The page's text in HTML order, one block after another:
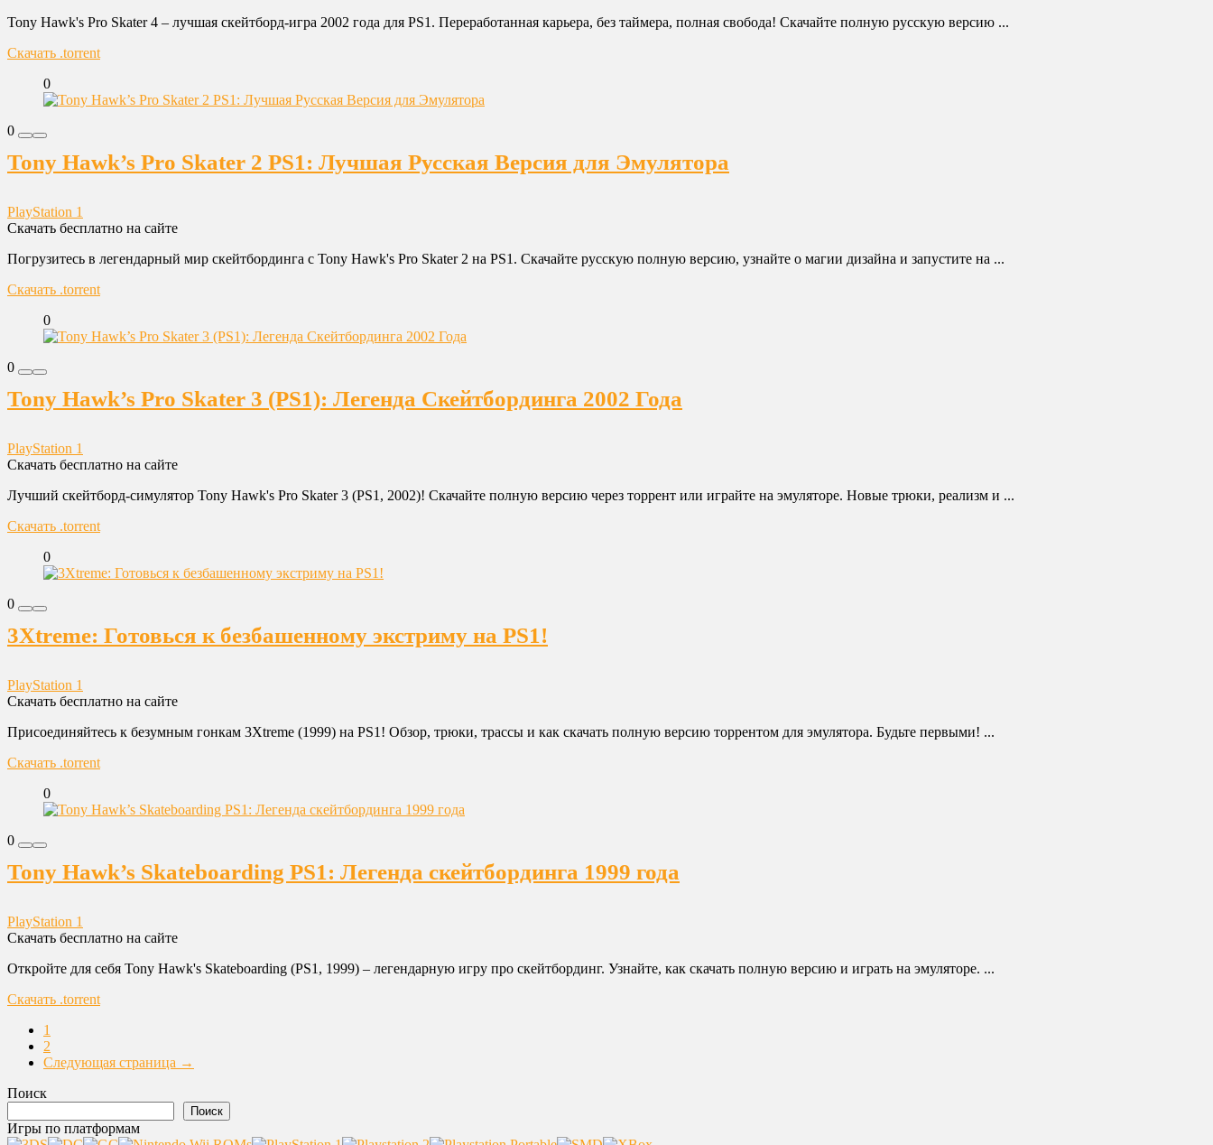
Tony Hawk's Pro Skater 4 – лучшая скейтборд-игра 2002 года для PS1. Переработанная карьера, без таймера, полная свобода! Скачайте полную русскую версию ...
Скачать .torrent
0
0
Tony Hawk’s Pro Skater 2 PS1: Лучшая Русская Версия для Эмулятора
PlayStation 1
Скачать бесплатно на сайте
Погрузитесь в легендарный мир скейтбординга с Tony Hawk's Pro Skater 2 на PS1. Скачайте русскую полную версию, узнайте о магии дизайна и запустите на ...
Скачать .torrent
0
0
Tony Hawk’s Pro Skater 3 (PS1): Легенда Скейтбординга 2002 Года
PlayStation 1
Скачать бесплатно на сайте
Лучший скейтборд-симулятор Tony Hawk's Pro Skater 3 (PS1, 2002)! Скачайте полную версию через торрент или играйте на эмуляторе. Новые трюки, реализм и ...
Скачать .torrent
0
0
3Xtreme: Готовься к безбашенному экстриму на PS1!
PlayStation 1
Скачать бесплатно на сайте
Присоединяйтесь к безумным гонкам 3Xtreme (1999) на PS1! Обзор, трюки, трассы и как скачать полную версию торрентом для эмулятора. Будьте первыми! ...
Скачать .torrent
0
0
Tony Hawk’s Skateboarding PS1: Легенда скейтбординга 1999 года
PlayStation 1
Скачать бесплатно на сайте
Откройте для себя Tony Hawk's Skateboarding (PS1, 1999) – легендарную игру про скейтбординг. Узнайте, как скачать полную версию и играть на эмуляторе. ...
Скачать .torrent
1
2
Следующая страница →
Поиск
Поиск
Игры по платформам